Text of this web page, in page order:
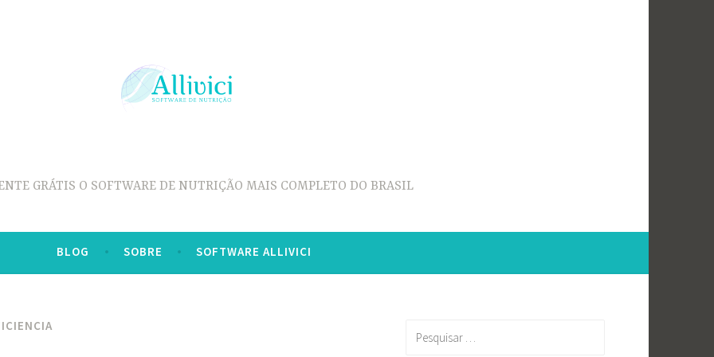
GRÁTIS O SOFTWARE DE NUTRIÇÃO MAIS COMPLETO DO BRASIL
BLOG SOBRE SOFTWARE ALLIVICI